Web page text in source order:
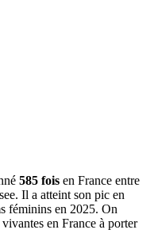
585 fois en France entre
Il a atteint son pic en
féminins en 2025. On
en France à porter